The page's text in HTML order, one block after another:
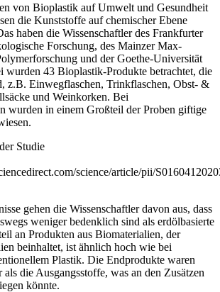
von Bioplastik auf Umwelt und Gesundheit
die Kunststoffe auf chemischer Ebene
haben die Wissenschaftler des Frankfurter
Forschung, des Mainzer Max-
und der Goethe-Universität
wurden 43 Bioplastik-Produkte betrachtet, die
z.B. Einwegflaschen, Trinkflaschen, Obst- &
und Weinkorken. Bei
wurden in einem Großteil der Proben giftige
science/article/pii/
gehen die Wissenschaftler davon aus, dass
weniger bedenklich sind als erdölbasierte
an Produkten aus Biomaterialien, der
beinhaltet, ist ähnlich hoch wie bei
Plastik. Die Endprodukte waren
die Ausgangsstoffe, was an den Zusätzen
könnte.